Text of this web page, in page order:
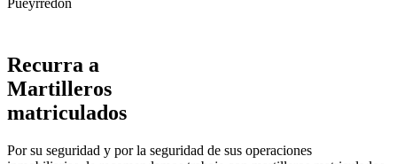
Recurra a
Martilleros
matriculados
Por su seguridad y por la seguridad de sus operaciones